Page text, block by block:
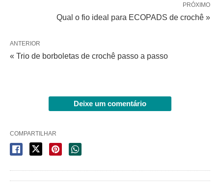
PRÓXIMO
Qual o fio ideal para ECOPADS de crochê »
ANTERIOR
« Trio de borboletas de crochê passo a passo
Deixe um comentário
COMPARTILHAR